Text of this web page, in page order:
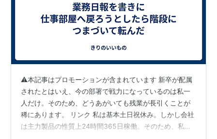
⚠本記事はプロモーションが含まれています 新卒が配属
されたとはいえ、今の部署で戦力になっているのは私一
人だけ。そのため、どうあがいても残業が長引くことが
稀にあります。 リンク 私は基本土日祝休み。しかし会社
は主力製品の性質上24時間365日稼働。そのため、私が